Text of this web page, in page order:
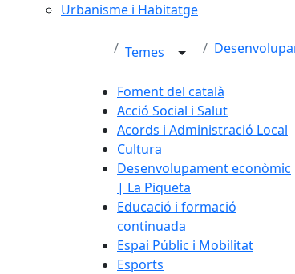
Urbanisme i Habitatge
Temes
Foment del català
Acció Social i Salut
Acords i Administració Local
Cultura
Desenvolupament econòmic
| La Piqueta
Educació i formació
continuada
Espai Públic i Mobilitat
Esports